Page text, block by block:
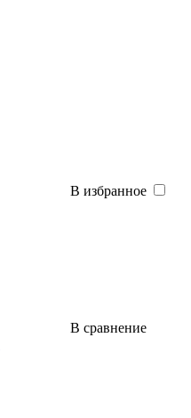
В избранное
В сравнение